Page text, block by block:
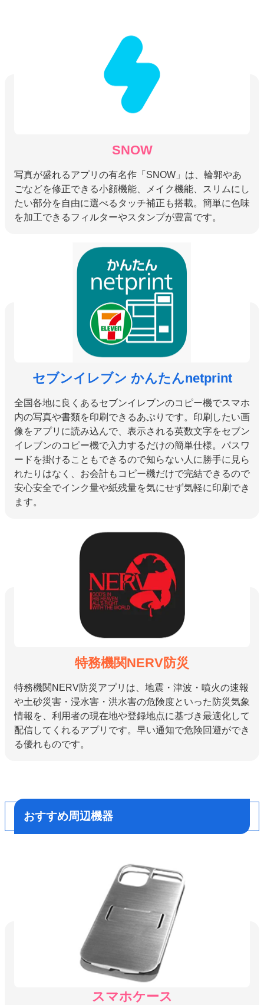
SNOW
写真が盛れるアプリの有名作「SNOW」は、輪郭やあ
ごなどを修正できる小顔機能、メイク機能、スリムにし
たい部分を自由に選べるタッチ補正も搭載。簡単に色味
を加工できるフィルターやスタンプが豊富です。
セブンイレブン かんたんnetprint
全国各地に良くあるセブンイレブンのコピー機でスマホ
内の写真や書類を印刷できるあぷりです。印刷したい画
像をアプリに読み込んで、表示される英数文字をセブン
イレブンのコピー機で入力するだけの簡単仕様。パスワ
ードを掛けることもできるので知らない人に勝手に見ら
れたりはなく、お会計もコピー機だけで完結できるので
安心安全でインク量や紙残量を気にせず気軽に印刷でき
ます。
特務機関NERV防災
特務機関NERV防災アプリは、地震・津波・噴火の速報
や土砂災害・浸水害・洪水害の危険度といった防災気象
情報を、利用者の現在地や登録地点に基づき最適化して
配信してくれるアプリです。早い通知で危険回避ができ
る優れものです。
おすすめ周辺機器
スマホケース